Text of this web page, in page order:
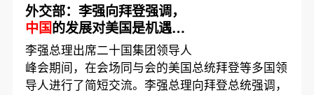
外交部：李强向拜登强调，
中国的发展对美国是机遇而
非挑战
李强总理出席二十国集团领导人
峰会期间，在会场同与会的美国总统拜登等多国领
导人进行了简短交流。李强总理向拜登总统强调，